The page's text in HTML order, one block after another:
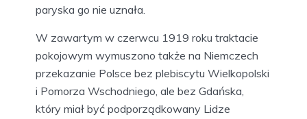
paryska go nie uznała.
W zawartym w czerwcu 1919 roku traktacie
pokojowym wymuszono także na Niemczech
przekazanie Polsce bez plebiscytu Wielkopolski
i Pomorza Wschodniego, ale bez Gdańska,
który miał być podporządkowany Lidze